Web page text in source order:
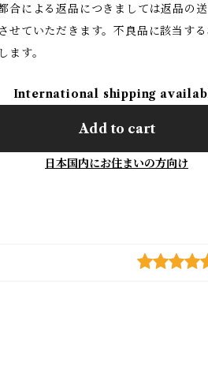
合による返品につきましては返品の
せていただきます。不良品に該当す
ます。
International shipping
Add to cart
日本国内にお住まいの方向け